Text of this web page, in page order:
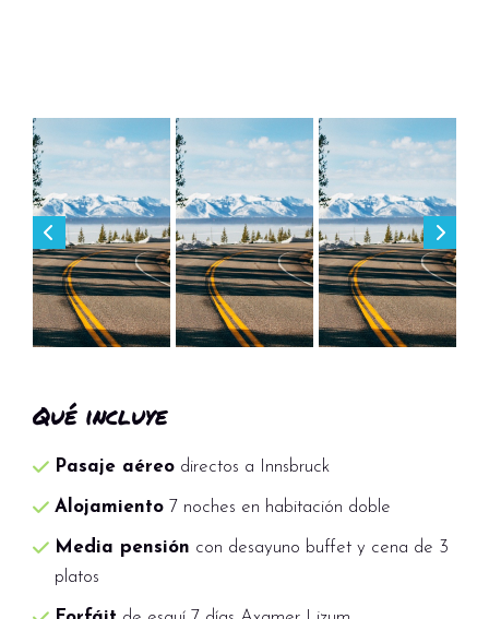
Qué incluye
Pasaje aéreo directos a Innsbruck
Alojamiento 7 noches en habitación doble
Media pensión con desayuno buffet y cena de 3
platos